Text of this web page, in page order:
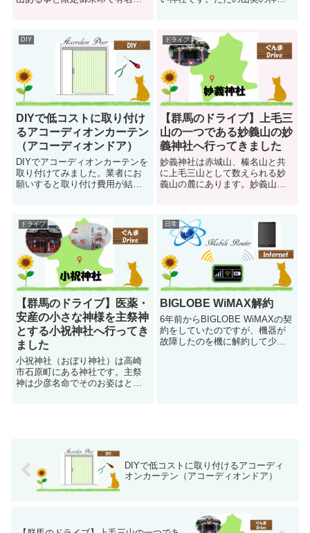
居がいっぱい並んでおり、不思
議なスポットに足を踏み入れて
しまったような感覚に誘われま
す。
り詰めた先にある、巨大ご神体
の轟岩の下にある中之嶽神社本
殿など、見どころ満載の神社で
す。
DIY
DIYで低コストに取り付け
るアコーディオンカーテン
（アコーディオンドア）
DIYでアコーディオンカーテンを
取り付けてみました。業者にお
願いすると取り付け費用が結構
を基に初心者、中高年者でも分
かりやすい様に注意事項含めて
取り付け方を解説します。
ドライブ
【群馬のドライブ】上毛三
山の一つである妙義山の妙
義神社へ行ってきました
妙義神社は赤城山、榛名山と共
に上毛三山として数えられる妙
義山の麓にあります。妙義山は
ます。その山岳信仰の中心とな
っているのが妙義神社です。165
段の石段の上の神域に存在し、
パワースポットとしても有名で
す。
ドライブ
【群馬のドライブ】医薬・
安産の小さな神様を主祭神
とする小祝神社へ行ってき
ました
小祝神社（おぼり神社）は高崎
市石原町にある神社です。主祭
神は少彦名命でそのお姿はとて
日常
BIGLOBE WiMAX解約
6年前からBIGLOBE WiMAXの契
約をしていたのですが、機器が
故障したのを機に解約して少し
DIYで低コストに取り付けるアコーディ
オンカーテン（アコーディオンドア）